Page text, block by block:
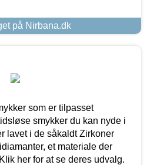
på Nirbana.dk
som er tilpasset
smykker du kan nyde i
lavet i de såkaldt Zirkoner
et materiale der
her for at se deres udvalg.